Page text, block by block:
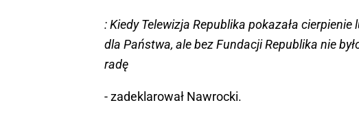
: Kiedy Telewizja Republika pokazała
dla Państwa, ale bez Fundacji Republika nie
radę
- zadeklarował Nawrocki.